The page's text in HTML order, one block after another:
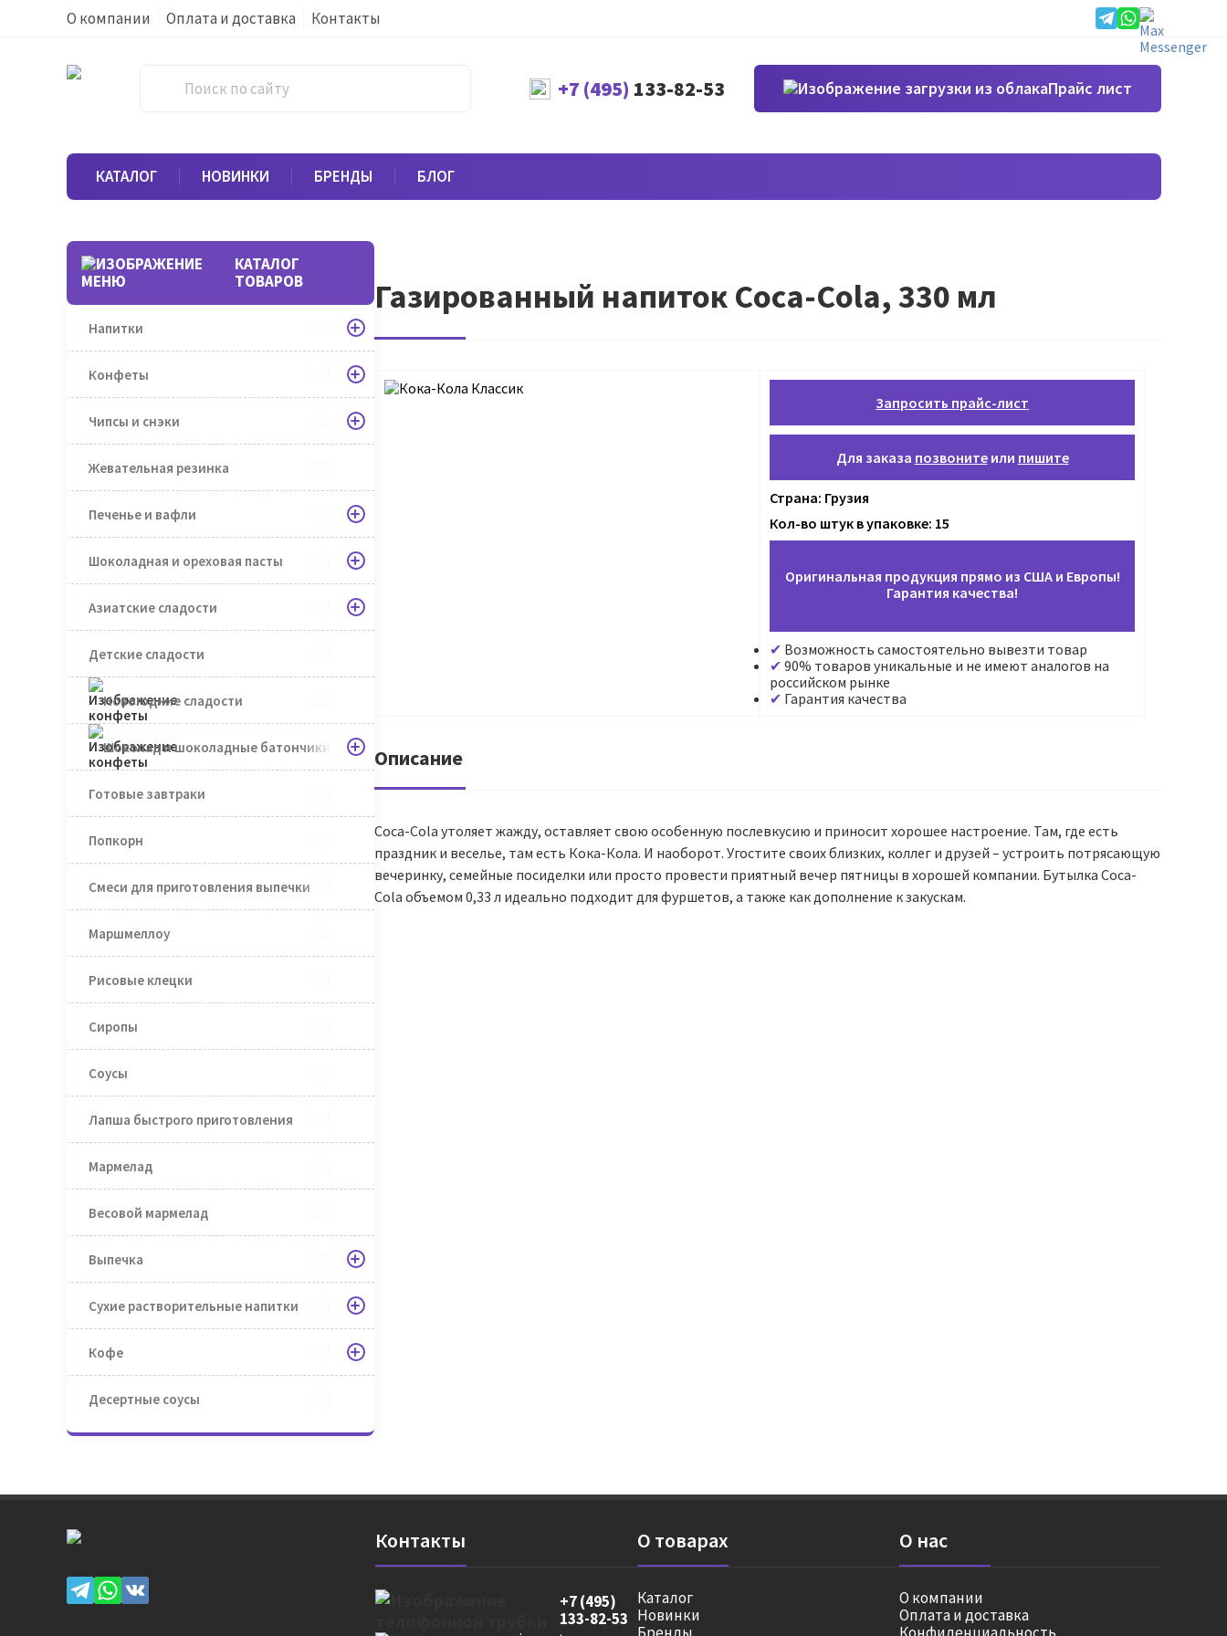
О компании Оплата и доставка Контакты
+7 (495) 133-82-53 Прайс лист
КАТАЛОГ НОВИНКИ БРЕНДЫ БЛОГ
КАТАЛОГ
ТОВАРОВ
Напитки
Конфеты
Чипсы и снэки
Жевательная резинка
Печенье и вафли
Шоколадная и ореховая пасты
Азиатские сладости
Детские сладости
Новогодние сладости
Шоколад и шоколадные батончики
Готовые завтраки
Попкорн
Смеси для приготовления выпечки
Маршмеллоу
Рисовые клецки
Сиропы
Соусы
Лапша быстрого приготовления
Мармелад
Весовой мармелад
Выпечка
Сухие растворительные напитки
Кофе
Десертные соусы
Газированный напиток Coca-Cola, 330 мл
Запросить прайс-лист
Для заказа позвонитеили пишите
Страна: Грузия
Кол-во штук в упаковке: 15
Оригинальная продукция прямо из США и Европы!
Гарантия качества!
Возможность самостоятельно вывезти товар
90% товаров уникальные и не имеют аналогов на
российском рынке
Гарантия качества
Описание
Coca-Cola утоляет жажду, оставляет свою особенную послевкусию и приносит хорошее настроение. Там, где есть
праздник и веселье, там есть Кока-Кола. И наоборот. Угостите своих близких, коллег и друзей – устроить потрясающую
вечеринку, семейные посиделки или просто провести приятный вечер пятницы в хорошей компании. Бутылка Coca-
Cola объемом 0,33 л идеально подходит для фуршетов, а также как дополнение к закускам.
Контакты
+7 (495)
133-82-53
О товарах
Каталог
Новинки
О нас
О компании
Оплата и доставка